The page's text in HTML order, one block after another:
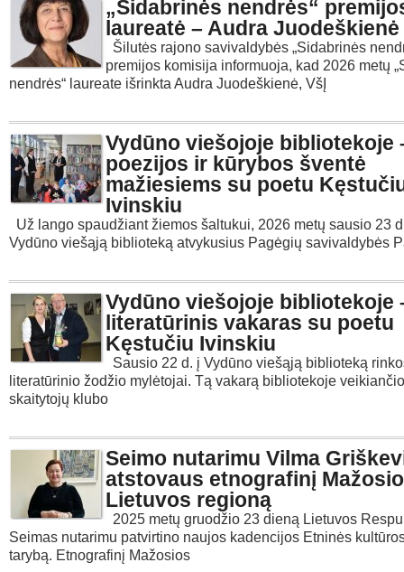
„Sidabrinės nendrės“
laureatė – Audra Juodeškienė
Šilutės rajono savivaldybės „Sidabrinės
premijos komisija informuoja, kad 2026 metų
nendrės“ laureate išrinkta Audra Juodeškienė, VšĮ
Vydūno viešojoje bibliotekoje
poezijos ir kūrybos šventė
mažiesiems su poetu
Ivinskiu
Už lango spaudžiant žiemos šaltukui, 2026 metų sausio 23
Vydūno viešąją biblioteką atvykusius Pagėgių savivaldybės
Vydūno viešojoje bibliotekoje
literatūrinis vakaras su poetu
Kęstučiu Ivinskiu
Sausio 22 d. į Vydūno viešąją biblioteką
literatūrinio žodžio mylėtojai. Tą vakarą bibliotekoje
skaitytojų klubo
Seimo nutarimu Vilma
atstovaus etnografinį
Lietuvos regioną
2025 metų gruodžio 23 dieną Lietuvos
Seimas nutarimu patvirtino naujos kadencijos Etninės
tarybą. Etnografinį Mažosios